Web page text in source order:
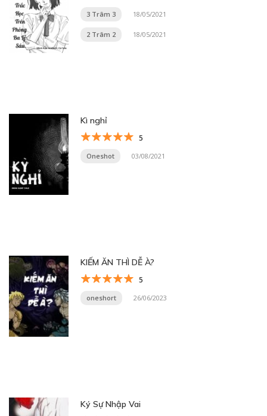
3 Trâm 3 18/05/2021
2 Trâm 2 18/05/2021
Kì nghỉ
5
Oneshot 03/08/2021
KIẾM ĂN THÌ DỄ À?
5
oneshort 26/06/2023
Ký Sự Nhập Vai